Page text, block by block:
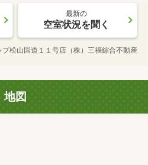
最新の
空室状況を聞く
プ松山国道１１号店（株）三福綜合不動産
地図